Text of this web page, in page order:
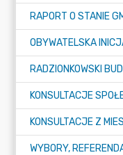
RAPORT O STANIE
KONSULTACJE Z
WYBORY,